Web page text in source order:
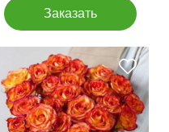
Фото перед доставкой